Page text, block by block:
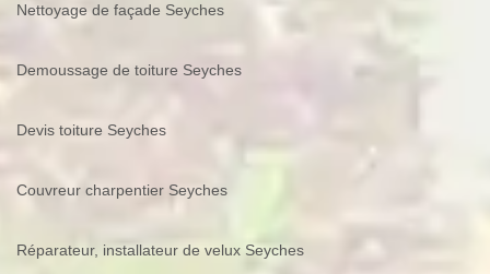
Nettoyage de façade Seyches
Demoussage de toiture Seyches
Devis toiture Seyches
Couvreur charpentier Seyches
Réparateur, installateur de velux Seyches